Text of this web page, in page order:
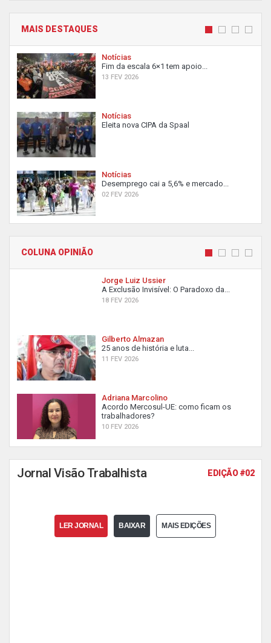
MAIS DESTAQUES
Notícias
Fim da escala 6×1 tem apoio...
13 FEV 2026
Notícias
Eleita nova CIPA da Spaal
Notícias
Desemprego cai a 5,6% e mercado...
02 FEV 2026
COLUNA OPINIÃO
Jorge Luiz Ussier
A Exclusão Invisível: O Paradoxo da...
18 FEV 2026
Gilberto Almazan
25 anos de história e luta...
11 FEV 2026
Adriana Marcolino
Acordo Mercosul-UE: como ficam os
trabalhadores?
10 FEV 2026
Jornal Visão Trabalhista EDIÇÃO #02
LER JORNAL BAIXAR MAIS EDIÇÕES